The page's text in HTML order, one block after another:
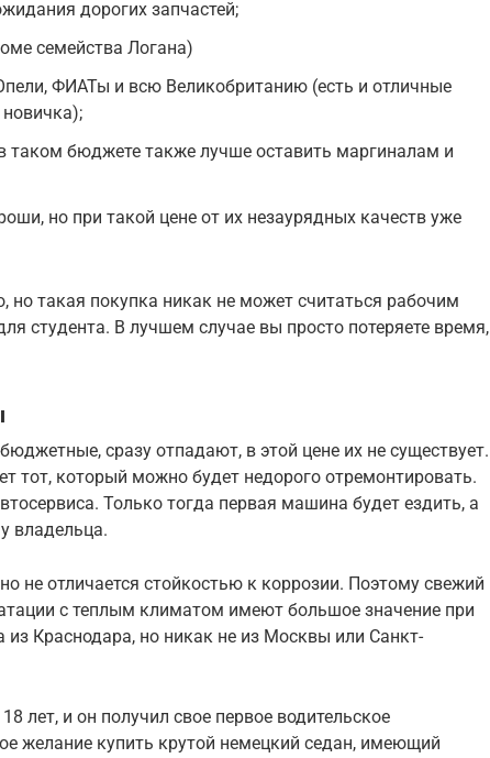
дорогих запчастей;
семейства Логана)
ФИАТы и всю Великобританию (есть и отличные
таком бюджете также лучше оставить маргиналам и
но при такой цене от их незаурядных качеств уже
но такая покупка никак не может считаться рабочим
студента. В лучшем случае вы просто потеряете время,
сразу отпадают, в этой цене их не существует.
тот, который можно будет недорого отремонтировать.
Только тогда первая машина будет ездить, а
владельца.
не отличается стойкостью к коррозии. Поэтому свежий
с теплым климатом имеют большое значение при
Краснодара, но никак не из Москвы или Санкт-
лет, и он получил свое первое водительское
желание купить крутой немецкий седан, имеющий